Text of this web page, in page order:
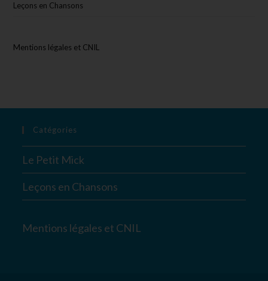
Leçons en Chansons
Mentions légales et CNIL
Catégories
Le Petit Mick
Leçons en Chansons
Mentions légales et CNIL